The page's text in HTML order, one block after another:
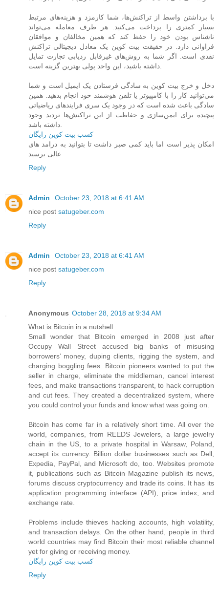
با برداشتن واسط از تراکنش‌ها، شما کارمزد و هزینه‌های مرتبط
بسیار کمتری را پرداخت می‌کنید. هر طرف معامله می‌تواند
ناشناس بودن خود را حفظ کند که همین مخالفان و موافقان
فراوانی دارد. در حقیقت بیت‌ کوین یک معادل دیجیتالی تراکنش
نقدی است. اگر شما به روش‌های غیرقابل ردیابی تجارت تمایل
دخل و خرج بیت‌ کوین به سادگی فرستادن یک ایمیل است و شما
می‌توانید کار را با کامپیوتر یا تلفن هوشمند خود انجام بدهید. همین
سادگی باعث شده است که در وجود یک سری فرایندهای ریاضیاتی
پیچیده برای ایمن‌سازی و حفاظت از این تراکنش‌ها تردید وجود
کسب بیت کوین رایگان
امکان پذیر است اما باید کمی صبر داشت تا بتوانید به درامد های
عالی برسید
Reply
Admin
October 23, 2018 at 6:41 AM
nice post satugeber.com
Reply
Admin
October 23, 2018 at 6:41 AM
nice post satugeber.com
Reply
Anonymous October 28, 2018 at 9:34 AM
What is Bitcoin in a nutshell
Small wonder that Bitcoin emerged in 2008 just after
Occupy Wall Street accused big banks of misusing
borrowers’ money, duping clients, rigging the system, and
charging boggling fees. Bitcoin pioneers wanted to put the
seller in charge, eliminate the middleman, cancel interest
fees, and make transactions transparent, to hack corruption
and cut fees. They created a decentralized system, where
you could control your funds and know what was going on.
Bitcoin has come far in a relatively short time. All over the
world, companies, from REEDS Jewelers, a large jewelry
chain in the US, to a private hospital in Warsaw, Poland,
accept its currency. Billion dollar businesses such as Dell,
Expedia, PayPal, and Microsoft do, too. Websites promote
it, publications such as Bitcoin Magazine publish its news,
forums discuss cryptocurrency and trade its coins. It has its
application programming interface (API), price index, and
exchange rate.
Problems include thieves hacking accounts, high volatility,
and transaction delays. On the other hand, people in third
world countries may find Bitcoin their most reliable channel
yet for giving or receiving money.
کسب بیت کوین رایگان
Reply